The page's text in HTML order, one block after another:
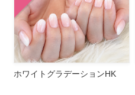
ホワイトグラデーションHK